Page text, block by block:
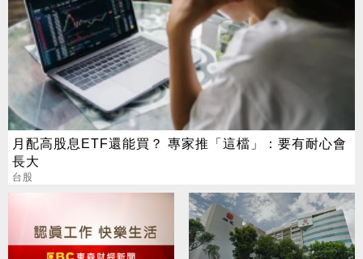
月配高股息ETF還能買？ 專家推「這檔」：要有耐心會
長大
台股